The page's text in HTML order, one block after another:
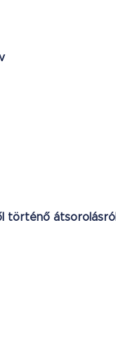
történő átsorolásról